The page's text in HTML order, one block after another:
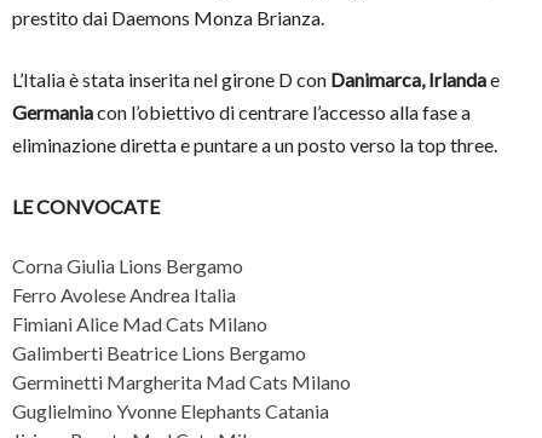
prestito dai Daemons Monza Brianza.
L’Italia è stata inserita nel girone D con Danimarca, Irlandae
Germaniacon l’obiettivo di centrare l’accesso alla fase a
eliminazione diretta e puntare a un posto verso la top three.
LE CONVOCATE
Corna Giulia Lions Bergamo
Ferro Avolese Andrea Italia
Fimiani Alice Mad Cats Milano
Galimberti Beatrice Lions Bergamo
Germinetti Margherita Mad Cats Milano
Guglielmino Yvonne Elephants Catania